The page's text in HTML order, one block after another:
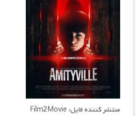
منتشر کننده فایل: Film2Movie